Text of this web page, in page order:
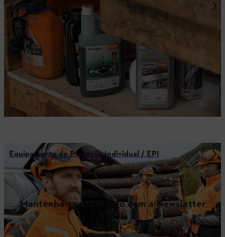
Consumíveis
Equipamento de Proteção Individual / EPI
Mantenha-se atualizado com a Newsletter
STIHL